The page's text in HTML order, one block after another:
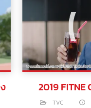
2019
TVC